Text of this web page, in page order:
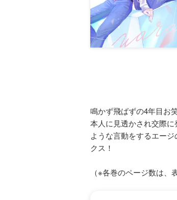
鳴かず飛ばずの4年目お
本人に見透かされ交際
ような言動をするエー
クス！
（※各巻のページ数は、